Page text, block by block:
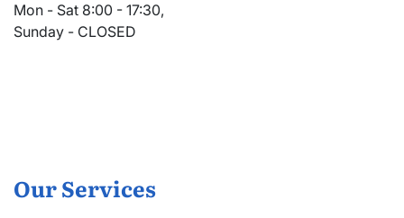
Mon - Sat 8:00 - 17:30,
Sunday - CLOSED
Our Services